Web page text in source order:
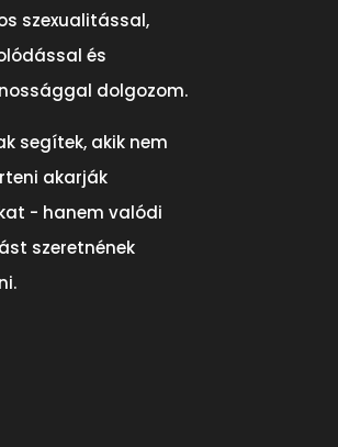
szexualitással,
és
dolgozom.
segítek, akik nem
akarják
- hanem valódi
szeretnének